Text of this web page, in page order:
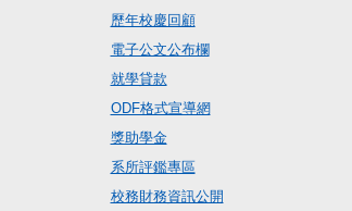
歷年校慶回顧
電子公文公布欄
就學貸款
ODF格式宣導網
獎助學金
系所評鑑專區
校務財務資訊公開